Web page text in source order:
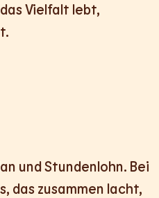
Vielfalt lebt,
und Stundenlohn. Bei
das zusammen lacht,